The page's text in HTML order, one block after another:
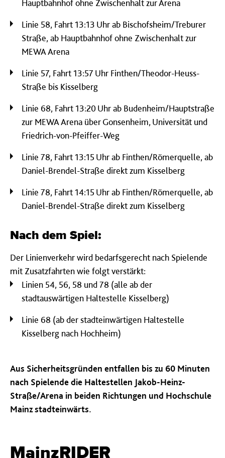
Hauptbahnhof ohne Zwischenhalt zur Arena
Linie 58, Fahrt 13:13 Uhr ab Bischofsheim/Treburer
Straße, ab Hauptbahnhof ohne Zwischenhalt zur
MEWA Arena
Linie 57, Fahrt 13:57 Uhr Finthen/Theodor-Heuss-
Straße bis Kisselberg
Linie 68, Fahrt 13:20 Uhr ab Budenheim/Hauptstraße
zur MEWA Arena über Gonsenheim, Universität und
Friedrich-von-Pfeiffer-Weg
Linie 78, Fahrt 13:15 Uhr ab Finthen/Römerquelle, ab
Daniel-Brendel-Straße direkt zum Kisselberg
Linie 78, Fahrt 14:15 Uhr ab Finthen/Römerquelle, ab
Daniel-Brendel-Straße direkt zum Kisselberg
Nach dem Spiel:
Der Linienverkehr wird bedarfsgerecht nach Spielende
mit Zusatzfahrten wie folgt verstärkt:
Linien 54, 56, 58 und 78 (alle ab der
stadtauswärtigen Haltestelle Kisselberg)
Linie 68 (ab der stadteinwärtigen Haltestelle
Kisselberg nach Hochheim)
Aus Sicherheitsgründen entfallen bis zu 60 Minuten
nach Spielende die Haltestellen Jakob-Heinz-
Straße/Arena in beiden Richtungen und Hochschule
Mainz stadteinwärts.
MainzRIDER